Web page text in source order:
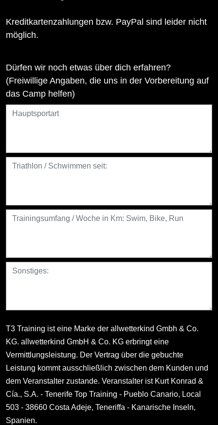
Kreditkartenzahlungen bzw. PayPal sind leider nicht
möglich.
Dürfen wir noch etwas über dich erfahren?
(Freiwillige Angaben, die uns in der Vorbereitung auf
das Camp helfen)
T3 Training ist eine Marke der allwetterkind Gmbh & Co.
KG. allwetterkind GmbH & Co. KG erbringt eine
Vermittlungsleistung. Der Vertrag über die gebuchte
Leistung kommt ausschließlich zwischen dem Kunden und
dem Veranstalter zustande. Veranstalter ist Kurt Konrad &
Cía., S.A. - Tenerife Top Training - Pueblo Canario, Local
503 - 38660 Costa Adeje, Teneriffa - Kanarische Inseln,
Spanien.